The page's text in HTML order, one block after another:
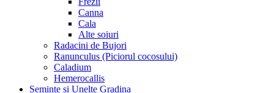
Canna
Cala
Alte soiuri
Radacini de Bujori
Ranunculus (Piciorul cocosului)
Caladium
Hemerocallis
Seminte si Unelte Gradina